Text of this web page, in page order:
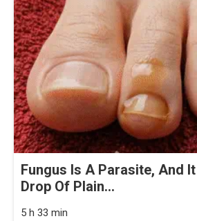
Fungus Is A Parasite, And
Drop Of Plain...
5 h 33 min